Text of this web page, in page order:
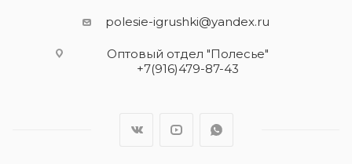
polesie-igrushki@yandex.ru
Оптовый отдел "Полесье"
+7(916)479-87-43